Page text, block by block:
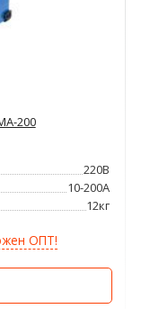
200
220В
10-200А
12кг
ОПТ!